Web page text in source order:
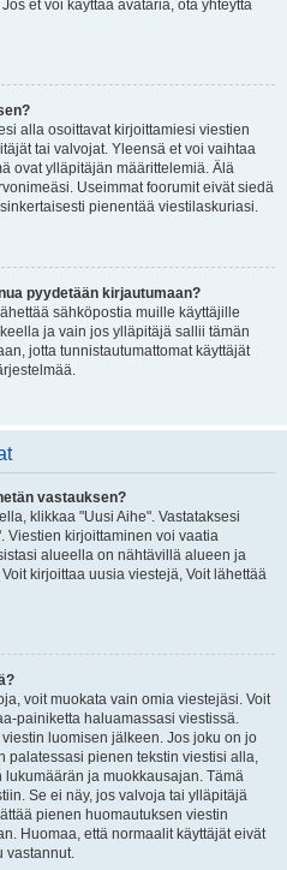
et voi käyttää avataria, ota yhteyttä
alla osoittavat kirjoittamiesi viestien
tai valvojat. Yleensä et voi vaihtaa
ovat ylläpitäjän määrittelemiä. Älä
Useimmat foorumit eivät siedä
pienentää viestilaskuriasi.
pyydetään kirjautumaan?
sähköpostia muille käyttäjille
ja vain jos ylläpitäjä sallii tämän
jotta tunnistautumattomat käyttäjät
vastauksen?
klikkaa "Uusi Aihe". Vastataksesi
Viestien kirjoittaminen voi vaatia
alueella on nähtävillä alueen ja
kirjoittaa uusia viestejä, Voit lähettää
voit muokata vain omia viestejäsi. Voit
painiketta haluamassasi viestissä.
luomisen jälkeen. Jos joku on jo
palatessasi pienen tekstin viestisi alla,
ja muokkausajan. Tämä
Se ei näy, jos valvoja tai ylläpitäjä
pienen huomautuksen viestin
Huomaa, että normaalit käyttäjät eivät
vastannut.